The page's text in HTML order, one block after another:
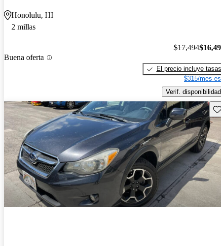
Honolulu, HI
2 millas
Buena oferta
$17,494
El precio incluye tasas
$315/mes
Verif. disponibilidad